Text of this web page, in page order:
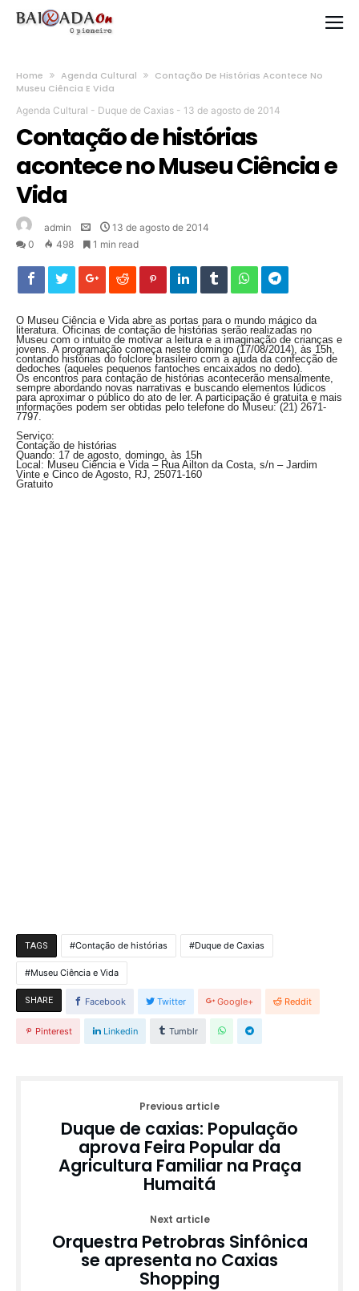
Home Agenda Cultural
Contação De Histórias Acontece No
Museu Ciência E Vida
Agenda Cultural - Duque de Caxias - 13 de agosto de 2014
Contação de histórias
acontece no Museu Ciência e
Vida
admin
13 de agosto de 2014
0
498 1 min read
O Museu Ciência e Vida abre as portas para o mundo mágico da
literatura. Oficinas de contação de histórias serão realizadas no
Museu com o intuito de motivar a leitura e a imaginação de crianças e
jovens. A programação começa neste domingo (17/08/2014), às 15h,
contando histórias do folclore brasileiro com a ajuda da confecção de
dedoches (aqueles pequenos fantoches encaixados no dedo).
Os encontros para contação de histórias acontecerão mensalmente,
sempre abordando novas narrativas e buscando elementos lúdicos
para aproximar o público do ato de ler. A participação é gratuita e mais
informações podem ser obtidas pelo telefone do Museu: (21) 2671-
7797.
Serviço:
Contação de histórias
Quando: 17 de agosto, domingo, às 15h
Local: Museu Ciência e Vida – Rua Ailton da Costa, s/n – Jardim
Vinte e Cinco de Agosto, RJ, 25071-160
Gratuito
TAGS Contação de histórias Duque de Caxias
Museu Ciência e Vida
SHARE Facebook Twitter Google+ Reddit
Pinterest Linkedin Tumblr
Previous article
Duque de caxias: População
aprova Feira Popular da
Agricultura Familiar na Praça
Humaitá
Next article
Orquestra Petrobras Sinfônica
se apresenta no Caxias
Shopping